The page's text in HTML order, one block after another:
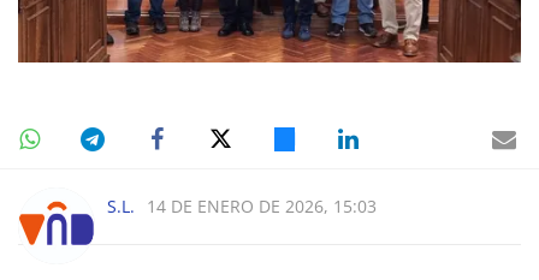
S.L. 14 DE ENERO DE 2026, 15:03